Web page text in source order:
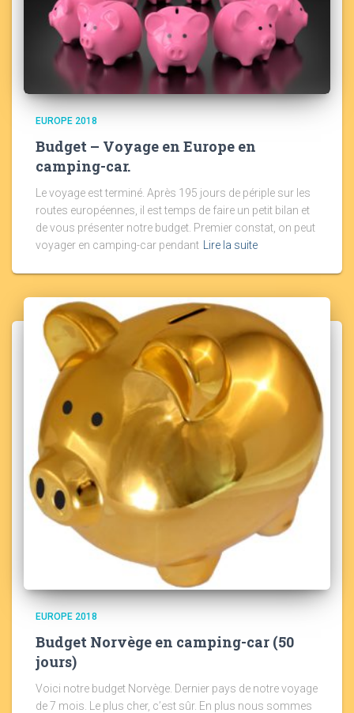
EUROPE 2018
Budget – Voyage en Europe en
camping-car.
Le voyage est terminé. Après 195 jours de périple sur les
routes européennes, il est temps de faire un petit bilan et
de vous présenter notre budget. Premier constat, on peut
voyager en camping-car pendant
Lire la suite
EUROPE 2018
Budget Norvège en camping-car (50
jours)
Voici notre budget Norvège. Dernier pays de notre voyage
de 7 mois. Le plus cher, c’est sûr. En plus nous sommes